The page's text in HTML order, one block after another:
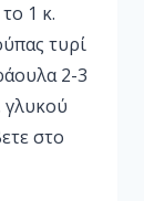
1 κ.
τυρί
2-3
γλυκού
στο